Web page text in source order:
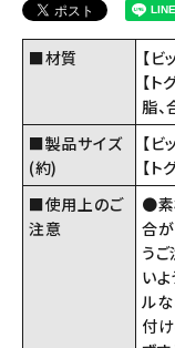
■材質
【
【
脂、
■製品サイズ
(約)
【
【
■使用上のご
注意
●素
合
う
い
ル
付